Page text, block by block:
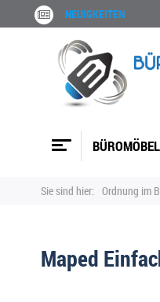
NEUIGKEITEN
BÜROMÖBEL
Sie sind hier: Ordnung im
Maped